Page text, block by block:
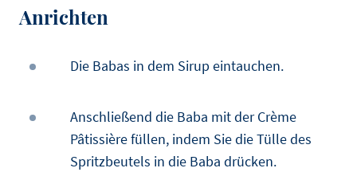
Anrichten
Die Babas in dem Sirup eintauchen.
Anschließend die Baba mit der Crème
Pâtissière füllen, indem Sie die Tülle des
Spritzbeutels in die Baba drücken.